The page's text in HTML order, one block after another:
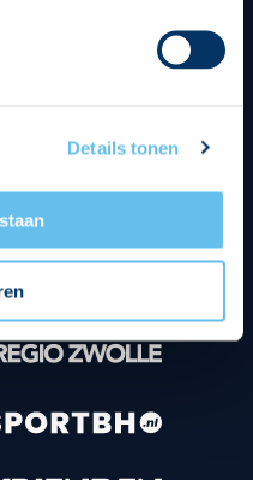
Details tonen